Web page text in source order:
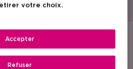
conseils beauté et trouvez la parfumerie
chez vous. Commandez également nos
EMBALLAGE
CADEAU
votre choix.
Refuser
Accepter